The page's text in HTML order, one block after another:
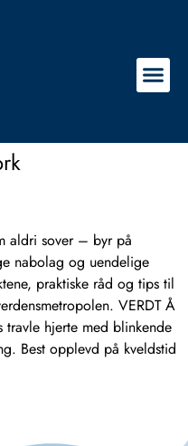
aldri sover – byr på
nabolag og uendelige
praktiske råd og tips til
VERDT Å
travle hjerte med blinkende
Best opplevd på kveldstid